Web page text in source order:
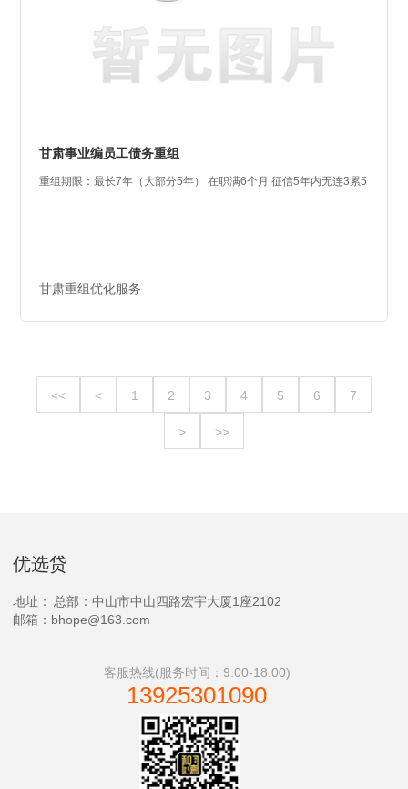
甘肃事业编员工债务重组
重组期限：最长7年（大部分5年） 在职满6个月 征信5年内无连3累5
甘肃重组优化服务
<< < 1 2 3 4 5 6 7
> >>
优选贷
地址： 总部：中山市中山四路宏宇大厦1座2102
邮箱：bhope@163.com
客服热线(服务时间：9:00-18:00)
13925301090